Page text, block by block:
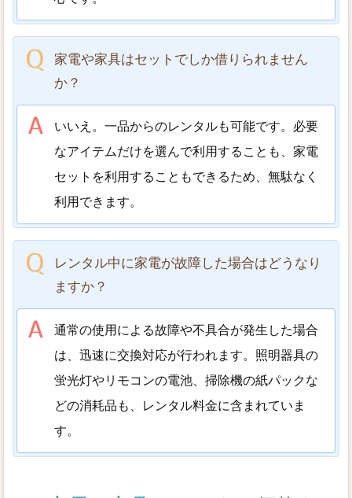
家電や家具はセットでしか借りられません
か？
いいえ。一品からのレンタルも可能です。必要
なアイテムだけを選んで利用することも、家電
セットを利用することもできるため、無駄なく
利用できます。
レンタル中に家電が故障した場合はどうなり
ますか？
通常の使用による故障や不具合が発生した場合
は、迅速に交換対応が行われます。照明器具の
蛍光灯やリモコンの電池、掃除機の紙パックな
どの消耗品も、レンタル料金に含まれていま
す。